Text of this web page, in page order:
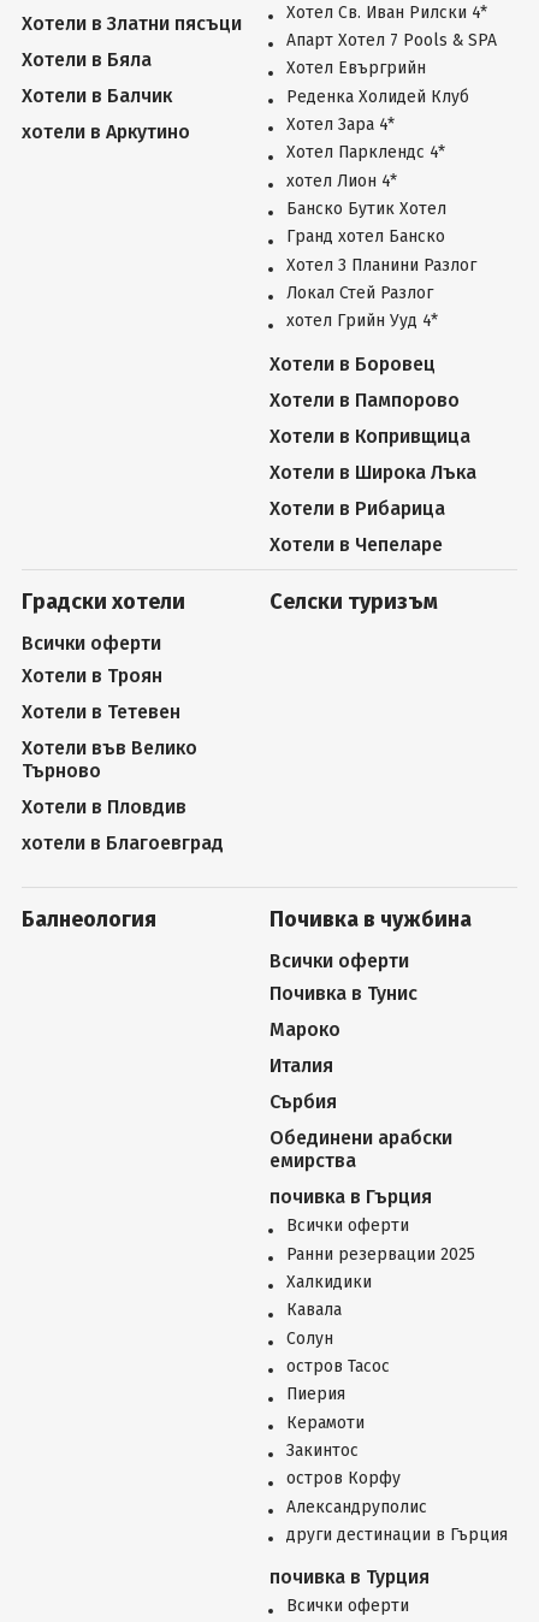
Хотели в Златни пясъци
Хотели в Бяла
Хотели в Балчик
хотели в Аркутино
Хотел Св. Иван Рилски 4*
Апарт Хотел 7 Pools & SPA
Хотел Евъргрийн
Реденка Холидей Клуб
Хотел Зара 4*
Хотел Парклендс 4*
хотел Лион 4*
Банско Бутик Хотел
Гранд хотел Банско
Хотел 3 Планини Разлог
Локал Стей Разлог
хотел Грийн Ууд 4*
Хотели в Боровец
Хотели в Пампорово
Хотели в Копривщица
Хотели в Широка Лъка
Хотели в Рибарица
Хотели в Чепеларе
Градски хотели
Всички оферти
Хотели в Троян
Хотели в Тетевен
Хотели във Велико
Търново
Хотели в Пловдив
хотели в Благоевград
Селски туризъм
Балнеология Почивка в чужбина
Всички оферти
Почивка в Тунис
Мароко
Италия
Сърбия
Обединени арабски
емирства
Всички оферти
Ранни резервации 2025
Халкидики
Кавала
Солун
остров Тасос
Пиерия
Керамоти
Закинтос
остров Корфу
Александруполис
други дестинации в Гърция
почивка в Гърция
Всички оферти
почивка в Турция